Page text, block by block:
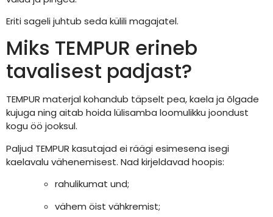
Eriti sageli juhtub seda külili magajatel.
Miks TEMPUR erineb
tavalisest padjast?
TEMPUR materjal kohandub täpselt pea, kaela ja õlgade
kujuga ning aitab hoida lülisamba loomulikku joondust
kogu öö jooksul.
Paljud TEMPUR kasutajad ei räägi esimesena isegi
kaelavalu vähenemisest. Nad kirjeldavad hoopis:
rahulikumat und;
vähem öist vähkremist;